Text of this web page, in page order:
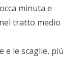
minuta e
tratto medio
e le scaglie, più